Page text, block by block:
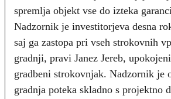
spremlja objekt vse do izteka
Nadzornik je investitorjeva desna
saj ga zastopa pri vseh strokovnih
gradnji, pravi Janez Jereb,
gradbeni strokovnjak. Nadzornik je
gradnja poteka skladno s projektno